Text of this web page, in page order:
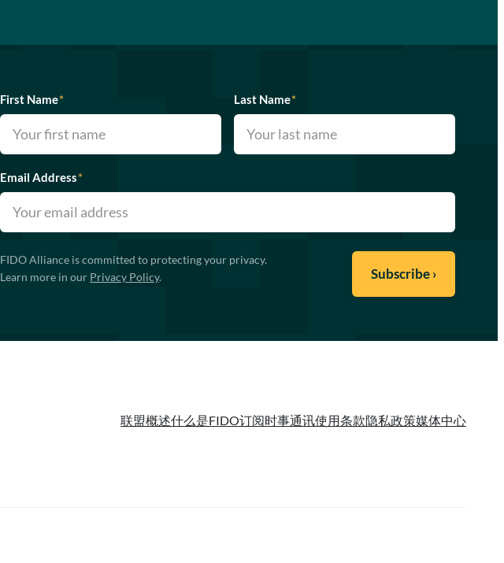
First Name* Last Name*
Email Address*
FIDO Alliance is committed to protecting your privacy.
Learn more in our Privacy Policy.
联盟概述什么是FIDO订阅时事通讯使用条款隐私政策媒体中心